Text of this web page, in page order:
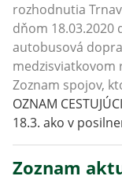
rozhodnutia
dňom
autobusová
medzisviatkovom
Zoznam spojov,
OZNAM
18.3. ako v
Zoznam